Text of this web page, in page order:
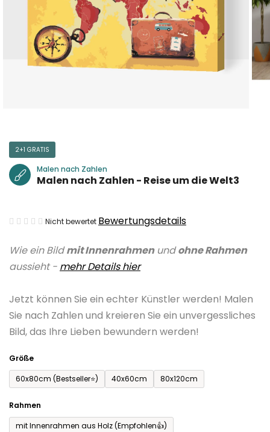
Wie ein Bildmit Innenrahmenundohne Rahmen
aussieht - mehr Details hier
Jetzt können Sie ein echter Künstler werden! Malen
Sie nach Zahlen und kreieren Sie ein unvergessliches
Bild, das Ihre Lieben bewundern werden!
Größe
60x80cm (Bestseller⭐)
40x60cm 80x120cm
Rahmen
mit Innenrahmen aus Holz (Empfohlen👍)
2+1 GRATIS
Malen nach Zahlen
Malen nach Zahlen - Reise um die Welt3
Die
Produktbewertung
ist
von
5
Sternen.
Nicht bewertet Bewertungsdetails